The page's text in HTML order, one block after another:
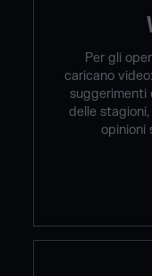
Per gli
caricano
suggerimenti
delle
opinioni